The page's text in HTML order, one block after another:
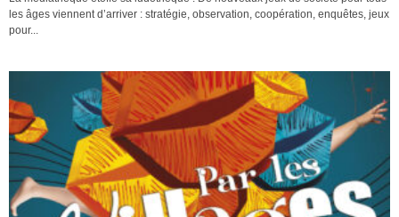
les âges viennent d’arriver : stratégie, observation, coopération, enquêtes, jeux
pour...